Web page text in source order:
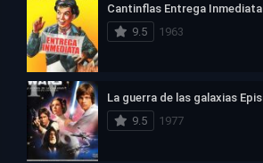
Cantinflas Entrega Inmediata
9.5
1963
9.5
1977